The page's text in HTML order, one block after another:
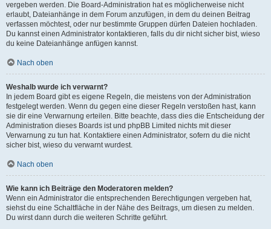
vergeben werden. Die Board-Administration hat es möglicherweise nicht
erlaubt, Dateianhänge in dem Forum anzufügen, in dem du deinen Beitrag
verfassen möchtest, oder nur bestimmte Gruppen dürfen Dateien hochladen.
Du kannst einen Administrator kontaktieren, falls du dir nicht sicher bist, wieso
du keine Dateianhänge anfügen kannst.
Nach oben
Weshalb wurde ich verwarnt?
In jedem Board gibt es eigene Regeln, die meistens von der Administration
festgelegt werden. Wenn du gegen eine dieser Regeln verstoßen hast, kann
sie dir eine Verwarnung erteilen. Bitte beachte, dass dies die Entscheidung der
Administration dieses Boards ist und phpBB Limited nichts mit dieser
Verwarnung zu tun hat. Kontaktiere einen Administrator, sofern du die nicht
sicher bist, wieso du verwarnt wurdest.
Nach oben
Wie kann ich Beiträge den Moderatoren melden?
Wenn ein Administrator die entsprechenden Berechtigungen vergeben hat,
siehst du eine Schaltfläche in der Nähe des Beitrags, um diesen zu melden.
Du wirst dann durch die weiteren Schritte geführt.